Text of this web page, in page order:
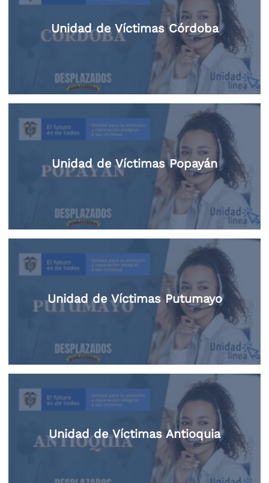
Unidad de Víctimas Córdoba
Unidad de Víctimas Popayán
Unidad de Víctimas Putumayo
Unidad de Víctimas Antioquia